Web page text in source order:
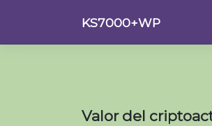
contenido
KS7000+WP
Valor del